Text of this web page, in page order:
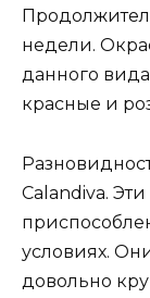
недели.
данного
красные и
Calandiva.
условиях.
довольно